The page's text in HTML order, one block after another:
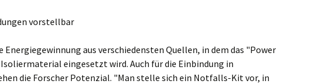
vorstellbar
Energiegewinnung aus verschiedensten Quellen, in dem das "Power
eingesetzt wird. Auch für die Einbindung in
die Forscher Potenzial. "Man stelle sich ein Notfalls-Kit vor, in